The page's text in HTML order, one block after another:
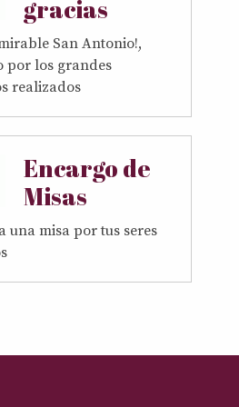
gracias
San Antonio!,
por los grandes
realizados
Encargo de
Misas
una misa por tus seres